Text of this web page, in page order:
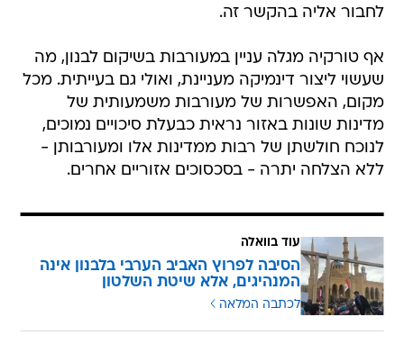
לחבור אליה בהקשר זה.
אף טורקיה מגלה עניין במעורבות בשיקום לבנון, מה
שעשוי ליצור דינמיקה מעניינת, ואולי גם בעייתית. מכל
מקום, האפשרות של מעורבות משמעותית של
מדינות שונות באזור נראית כבעלת סיכויים נמוכים,
לנוכח חולשתן של רבות ממדינות אלו ומעורבותן -
ללא הצלחה יתרה - בסכסוכים אזוריים אחרים.
עוד בוואלה
הסיבה לפרוץ האביב הערבי בלבנון אינה
המנהיגים, אלא שיטת השלטון
לכתבה המלאה